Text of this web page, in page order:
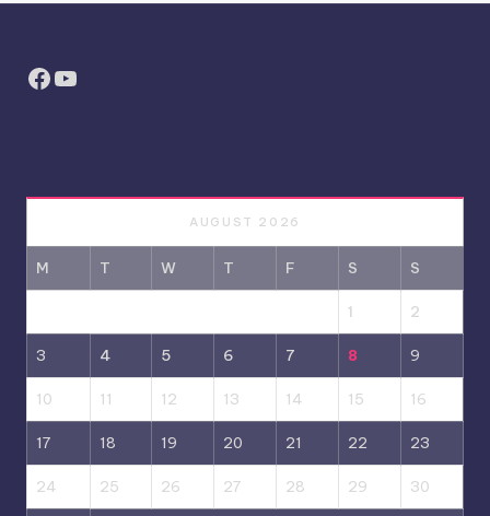
Facebook
YouTube
AUGUST 2026
M T W T F S S
1 2
3 4 5 6 7 8 9
10 11 12 13 14 15 16
17 18 19 20 21 22 23
24 25 26 27 28 29 30